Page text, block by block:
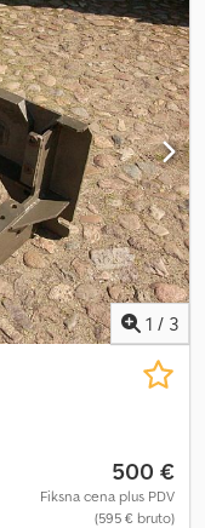
1 / 3
500 €
Fiksna cena plus PDV
(595 € bruto)